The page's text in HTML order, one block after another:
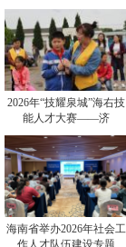
2026年“技耀泉城”海右技
能人才大赛——济
海南省举办2026年社会工
作人才队伍建设专题